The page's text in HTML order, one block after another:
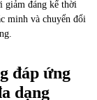
giảm đáng kể thời
minh và chuyển đổi
đáp ứng
dạng